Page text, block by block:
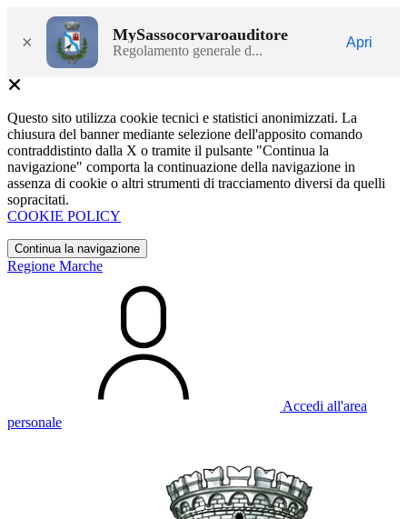
× MySassocorvaroauditore
Regolamento generale d...
Apri
Questo sito utilizza cookie tecnici e statistici anonimizzati. La
chiusura del banner mediante selezione dell'apposito comando
contraddistinto dalla X o tramite il pulsante "Continua la
navigazione" comporta la continuazione della navigazione in
assenza di cookie o altri strumenti di tracciamento diversi da quelli
sopracitati.
COOKIE POLICY
Continua la navigazione
Regione Marche
Accedi all'area
personale